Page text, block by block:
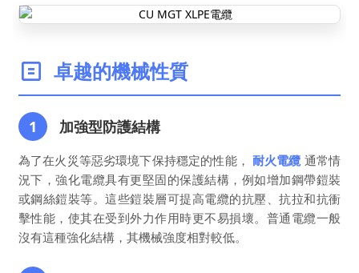
卓越的機械性質
1 加強型防護結構
為了在火災等惡劣環境下保持穩定的性能， 耐火電纜 通常情
況下，強化電纜具有更堅固的保護結構，例如增加鋼帶鎧裝
或鋼絲鎧裝等。這些鎧裝層可提高電纜的抗壓、抗拉和抗衝
擊性能，使其在受到外力作用時更不易損壞。普通電纜一般
沒有這種強化結構，其機械強度相對較低。